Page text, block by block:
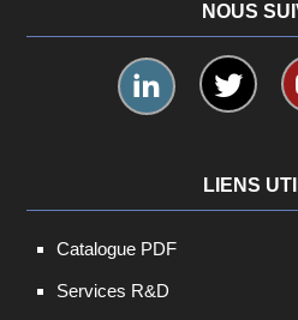
NOUS
LIENS
Catalogue PDF
Services R&D